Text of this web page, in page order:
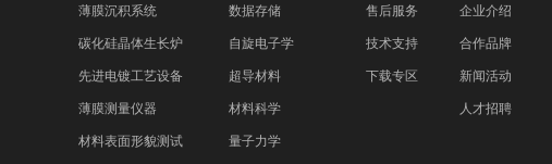
薄膜沉积系统
碳化硅晶体生长炉
先进电镀工艺设备
薄膜测量仪器
材料表面形貌测试
数据存储
自旋电子学
超导材料
材料科学
量子力学
售后服务
技术支持
下载专区
企业介绍
合作品牌
新闻活动
人才招聘